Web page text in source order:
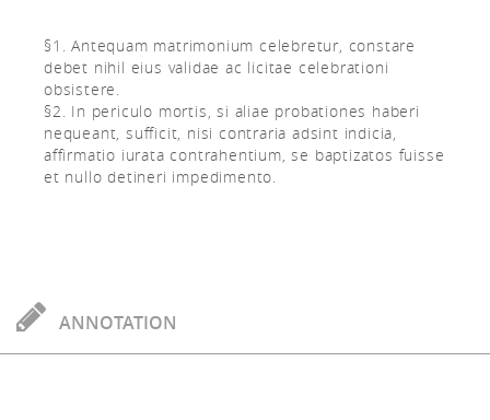
§1. Antequam matrimonium celebretur, constare
debet nihil eius validae ac licitae celebrationi
obsistere.
§2. In periculo mortis, si aliae probationes haberi
nequeant, sufficit, nisi contraria adsint indicia,
affirmatio iurata contrahentium, se baptizatos fuisse
et nullo detineri impedimento.
ANNOTATION